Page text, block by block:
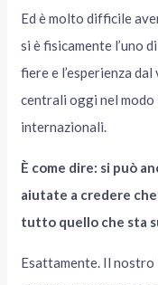
Ed è molto difficile
si è fisicamente l’uno
fiere e l’esperienza
centrali oggi nel
internazionali.
È come dire: si può
aiutate a credere
tutto quello che sta
Esattamente. Il